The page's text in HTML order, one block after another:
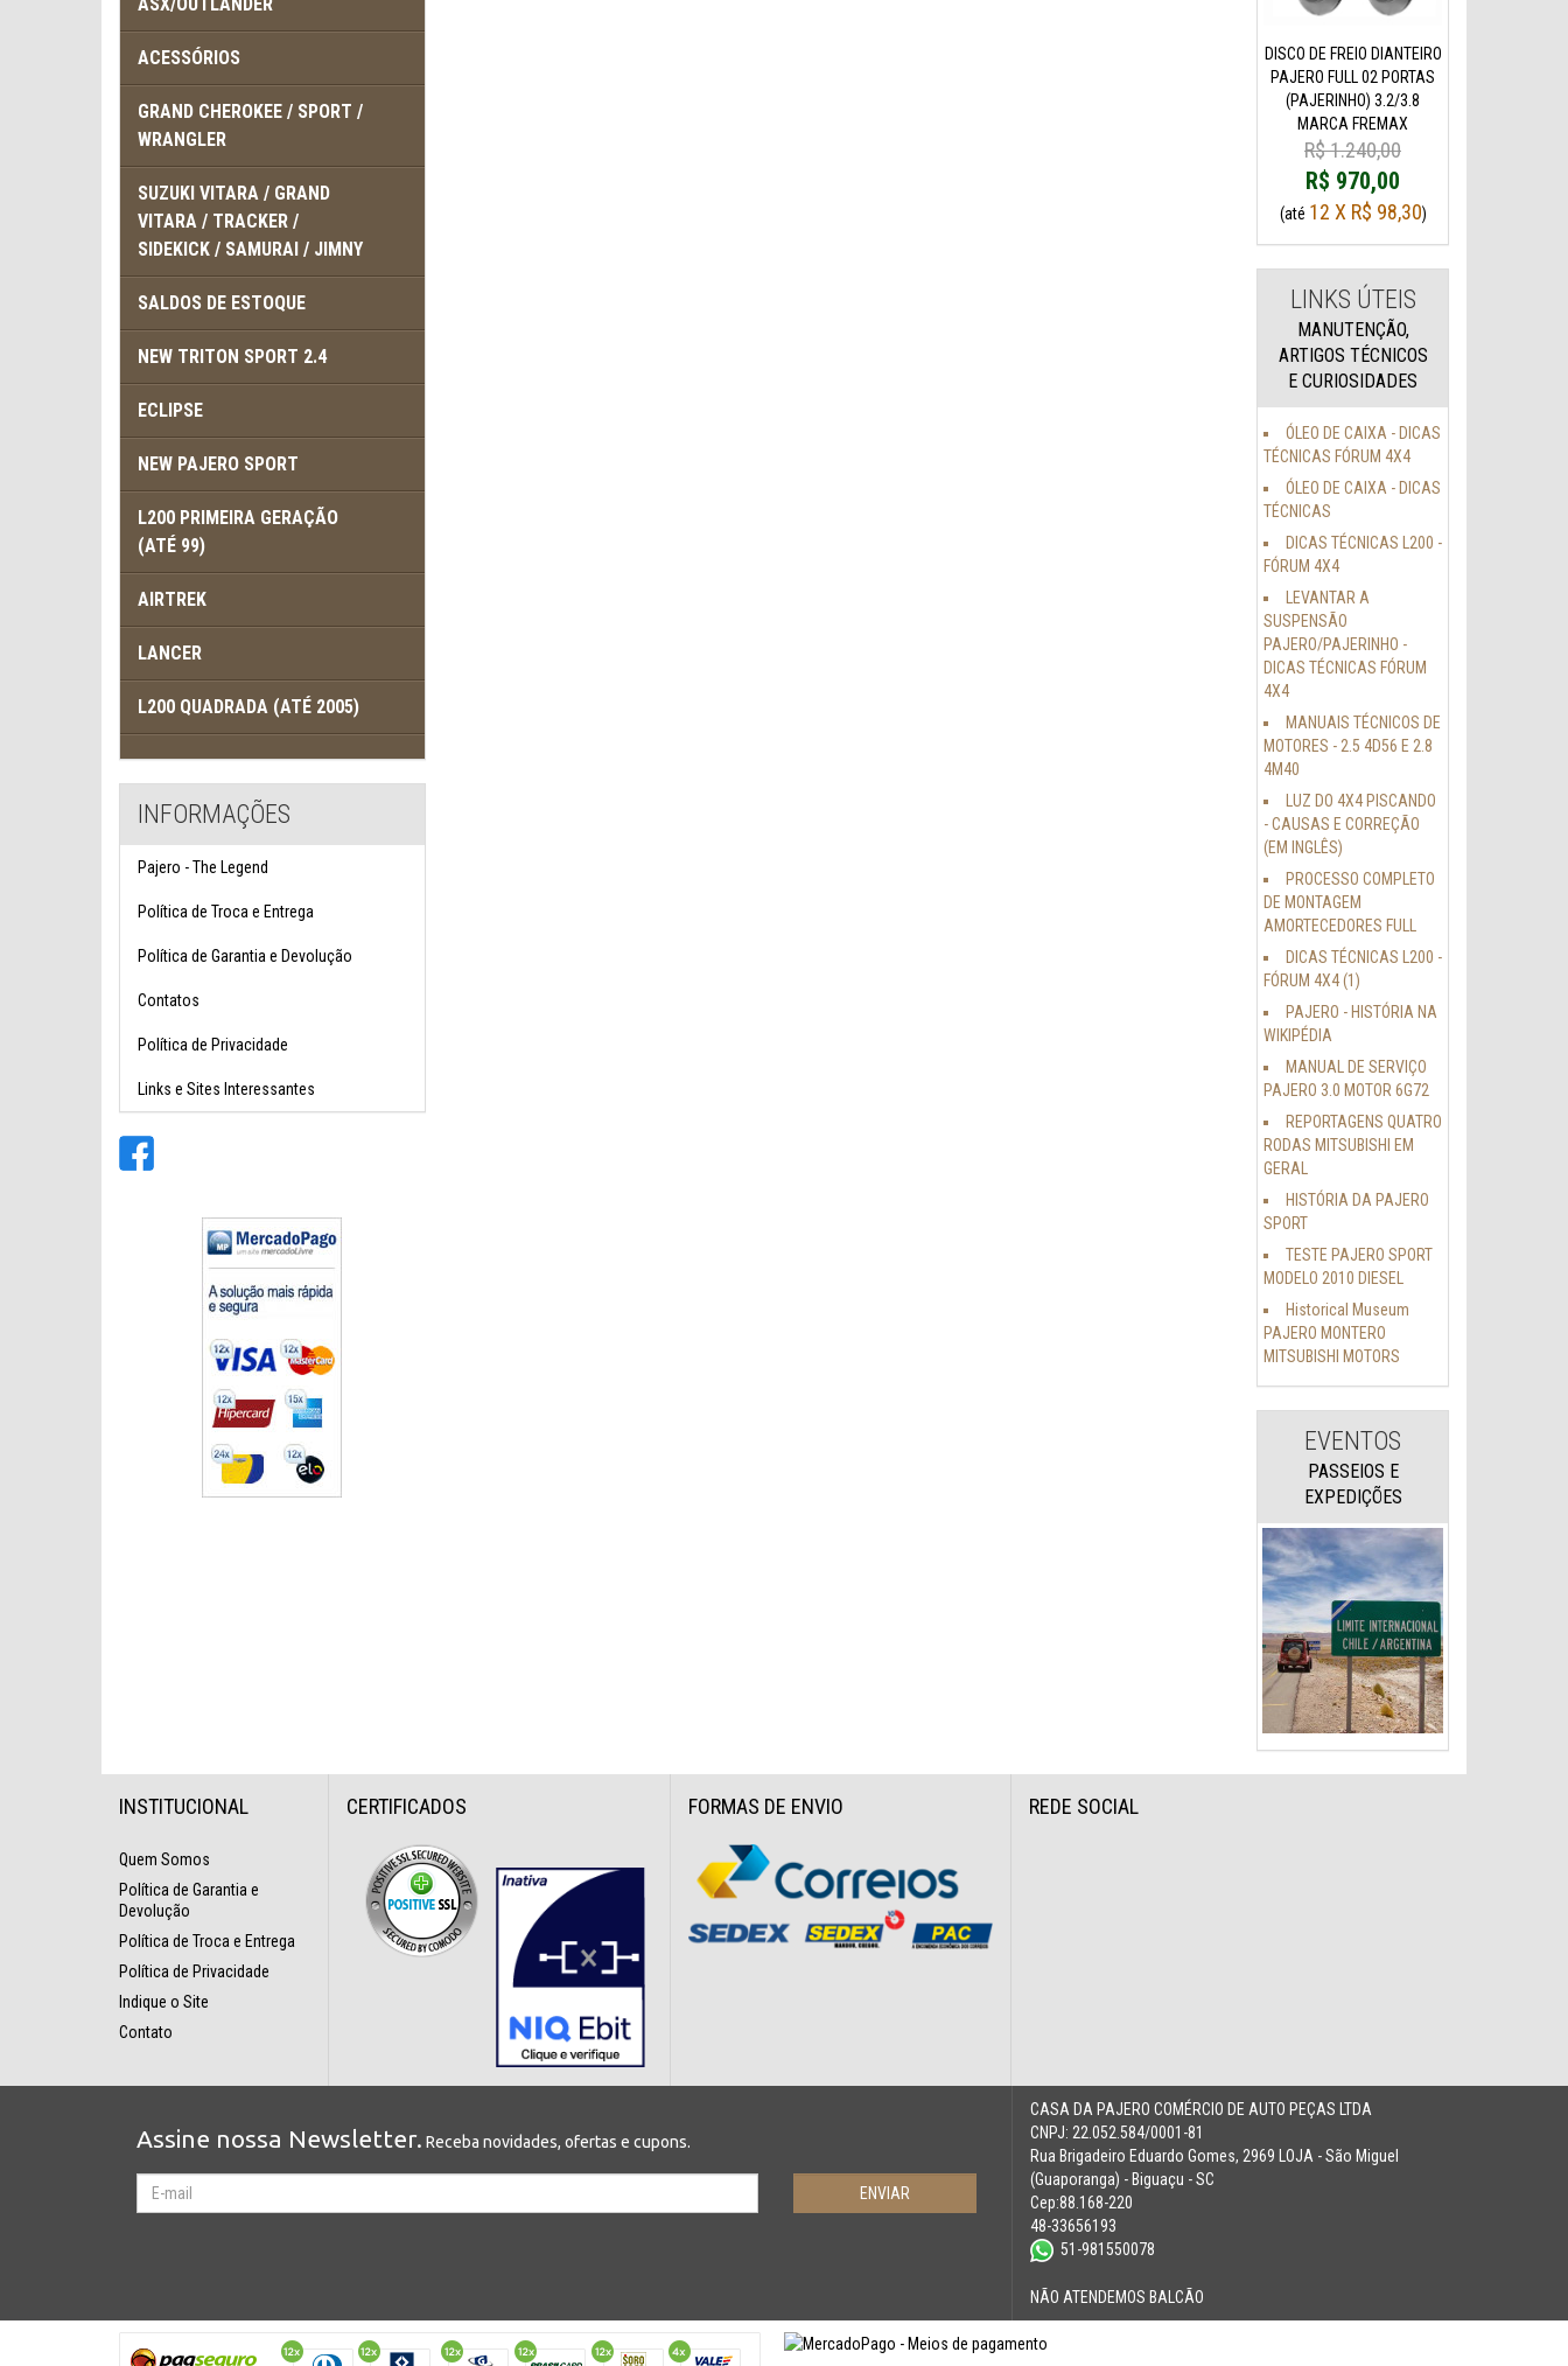
ACESSÓRIOS
GRAND CHEROKEE / SPORT /
WRANGLER
SUZUKI VITARA / GRAND
VITARA / TRACKER /
SIDEKICK / SAMURAI / JIMNY
SALDOS DE ESTOQUE
NEW TRITON SPORT 2.4
ECLIPSE
NEW PAJERO SPORT
L200 PRIMEIRA GERAÇÃO
(ATÉ 99)
AIRTREK
LANCER
L200 QUADRADA (ATÉ 2005)
INFORMAÇÕES
Pajero - The Legend
Política de Troca e Entrega
Política de Garantia e Devolução
Contatos
Política de Privacidade
Links e Sites Interessantes
DISCO DE FREIO DIANTEIRO
PAJERO FULL 02 PORTAS
(PAJERINHO) 3.2/3.8
MARCA FREMAX
R$ 1.240,00
R$ 970,00
(até 12 X R$ 98,30)
LINKS ÚTEIS
MANUTENÇÃO,
ARTIGOS TÉCNICOS
E CURIOSIDADES
ÓLEO DE CAIXA - DICAS
TÉCNICAS FÓRUM 4X4
ÓLEO DE CAIXA - DICAS
TÉCNICAS
DICAS TÉCNICAS L200 -
FÓRUM 4X4
LEVANTAR A
SUSPENSÃO
PAJERO/PAJERINHO -
DICAS TÉCNICAS FÓRUM
4X4
MANUAIS TÉCNICOS DE
MOTORES - 2.5 4D56 E 2.8
4M40
LUZ DO 4X4 PISCANDO
- CAUSAS E CORREÇÃO
(EM INGLÊS)
PROCESSO COMPLETO
DE MONTAGEM
AMORTECEDORES FULL
DICAS TÉCNICAS L200 -
FÓRUM 4X4 (1)
PAJERO - HISTÓRIA NA
WIKIPÉDIA
MANUAL DE SERVIÇO
PAJERO 3.0 MOTOR 6G72
REPORTAGENS QUATRO
RODAS MITSUBISHI EM
GERAL
HISTÓRIA DA PAJERO
SPORT
TESTE PAJERO SPORT
MODELO 2010 DIESEL
Historical Museum
PAJERO MONTERO
MITSUBISHI MOTORS
EVENTOS
PASSEIOS E
EXPEDIÇÕES
INSTITUCIONAL
Quem Somos
Política de Garantia e
Devolução
Política de Troca e Entrega
Política de Privacidade
Indique o Site
Contato
CERTIFICADOS FORMAS DE ENVIO REDE SOCIAL
Assine nossa Newsletter. Receba novidades, ofertas e cupons.
CASA DA PAJERO COMÉRCIO DE AUTO PEÇAS LTDA
CNPJ: 22.052.584/0001-81
Rua Brigadeiro Eduardo Gomes, 2969 LOJA - São Miguel
(Guaporanga) - Biguaçu - SC
Cep:88.168-220
48-33656193
51-981550078
NÃO ATENDEMOS BALCÃO